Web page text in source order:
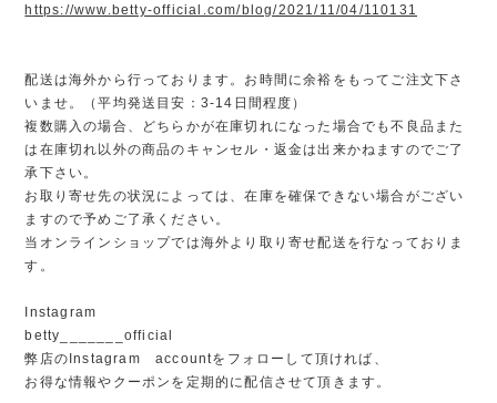
https://www.betty-official.com/blog/2021/11/04/110131
配送は海外から行っております。お時間に余裕をもってご注文下さ
いませ。（平均発送目安：3-14日間程度）
複数購入の場合、どちらかが在庫切れになった場合でも不良品また
は在庫切れ以外の商品のキャンセル・返金は出来かねますのでご了
承下さい。
お取り寄せ先の状況によっては、在庫を確保できない場合がござい
ますので予めご了承ください。
当オンラインショップでは海外より取り寄せ配送を行なっておりま
す。
Instagram
betty_______official
弊店のInstagram accountをフォローして頂ければ、
お得な情報やクーポンを定期的に配信させて頂きます。